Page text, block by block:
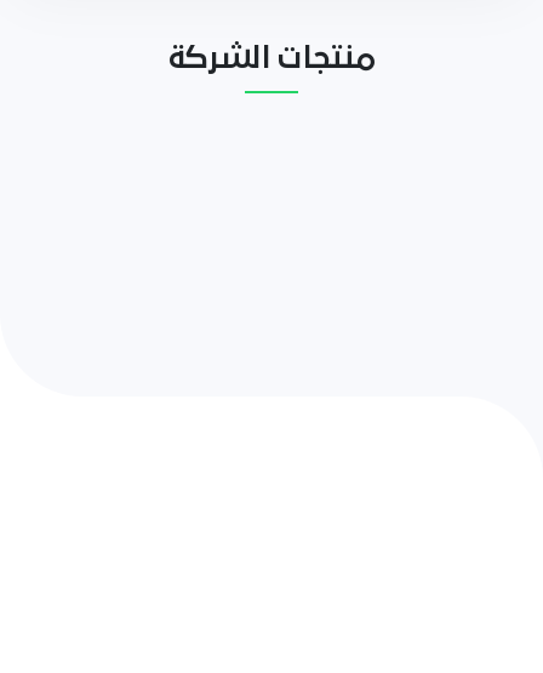
منتجات الشركة